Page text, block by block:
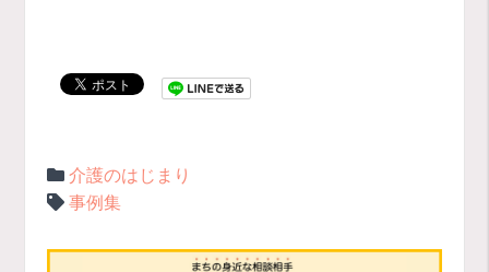
介護のはじまり
事例集